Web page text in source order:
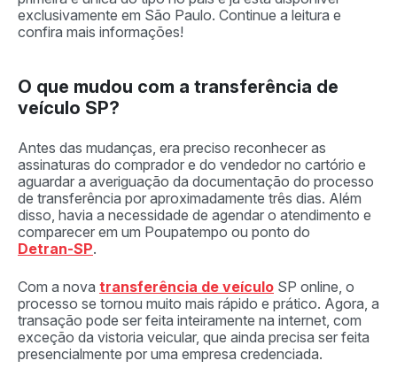
exclusivamente em São Paulo. Continue a leitura e
confira mais informações!
O que mudou com a transferência de
veículo SP?
Antes das mudanças, era preciso reconhecer as
assinaturas do comprador e do vendedor no cartório e
aguardar a averiguação da documentação do processo
de transferência por aproximadamente três dias. Além
disso, havia a necessidade de agendar o atendimento e
comparecer em um Poupatempo ou ponto do
Detran-SP.
Com a nova transferência de veículo SP online, o
processo se tornou muito mais rápido e prático. Agora, a
transação pode ser feita inteiramente na internet, com
exceção da vistoria veicular, que ainda precisa ser feita
presencialmente por uma empresa credenciada.